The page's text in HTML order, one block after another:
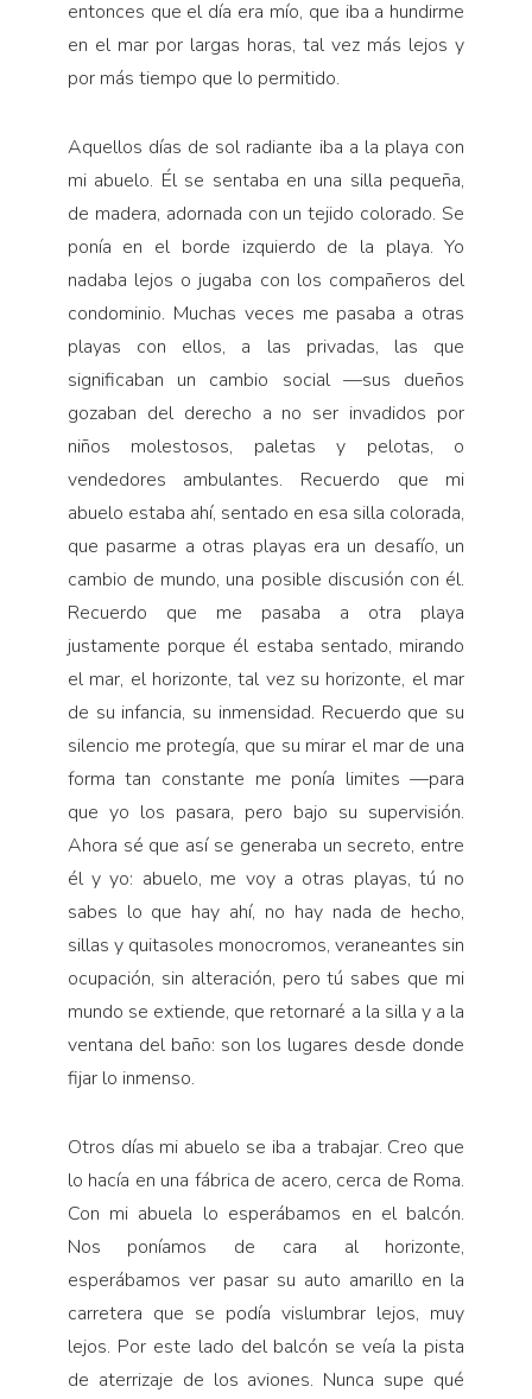
Sociedad
Turismo accidental
Vidas paralelas
entonces que el día era mío, que iba a hundirme
en el mar por largas horas, tal vez más lejos y
por más tiempo que lo permitido.
Aquellos días de sol radiante iba a la playa con
mi abuelo. Él se sentaba en una silla pequeña,
de madera, adornada con un tejido colorado. Se
ponía en el borde izquierdo de la playa. Yo
nadaba lejos o jugaba con los compañeros del
condominio. Muchas veces me pasaba a otras
playas con ellos, a las privadas, las que
significaban un cambio social —sus dueños
gozaban del derecho a no ser invadidos por
niños molestosos, paletas y pelotas, o
vendedores ambulantes. Recuerdo que mi
abuelo estaba ahí, sentado en esa silla colorada,
que pasarme a otras playas era un desafío, un
cambio de mundo, una posible discusión con él.
Recuerdo que me pasaba a otra playa
justamente porque él estaba sentado, mirando
el mar, el horizonte, tal vez su horizonte, el mar
de su infancia, su inmensidad. Recuerdo que su
silencio me protegía, que su mirar el mar de una
forma tan constante me ponía limites —para
que yo los pasara, pero bajo su supervisión.
Ahora sé que así se generaba un secreto, entre
él y yo: abuelo, me voy a otras playas, tú no
sabes lo que hay ahí, no hay nada de hecho,
sillas y quitasoles monocromos, veraneantes sin
ocupación, sin alteración, pero tú sabes que mi
mundo se extiende, que retornaré a la silla y a la
ventana del baño: son los lugares desde donde
fijar lo inmenso.
Otros días mi abuelo se iba a trabajar. Creo que
lo hacía en una fábrica de acero, cerca de Roma.
Con mi abuela lo esperábamos en el balcón.
Nos poníamos de cara al horizonte,
esperábamos ver pasar su auto amarillo en la
carretera que se podía vislumbrar lejos, muy
lejos. Por este lado del balcón se veía la pista
de aterrizaje de los aviones. Nunca supe qué